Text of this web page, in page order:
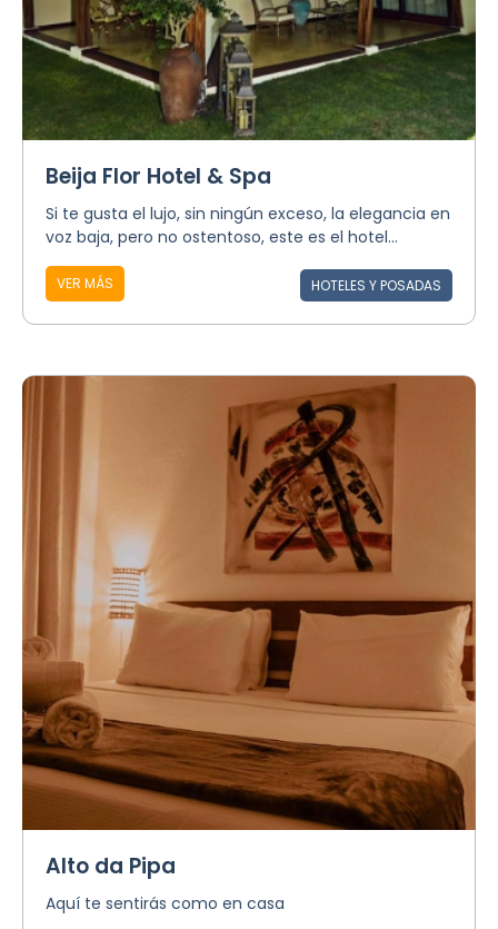
Beija Flor Hotel & Spa
Si te gusta el lujo, sin ningún exceso, la elegancia en
voz baja, pero no ostentoso, este es el hotel...
VER MÁS HOTELES Y POSADAS
Alto da Pipa
Aquí te sentirás como en casa